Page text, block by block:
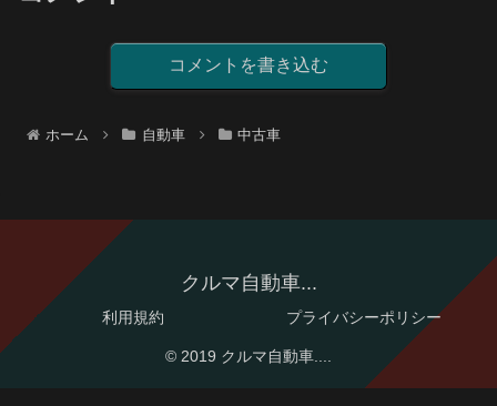
コメントを書き込む
ホーム 自動車 中古車
クルマ自動車...
利用規約 プライバシーポリシー
© 2019 クルマ自動車....